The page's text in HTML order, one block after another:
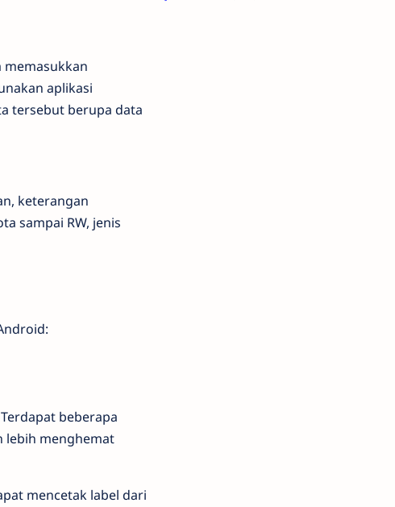
aplikasi
tersebut berupa data
keterangan
sampai RW, jenis
beberapa
lebih menghemat
mencetak label dari